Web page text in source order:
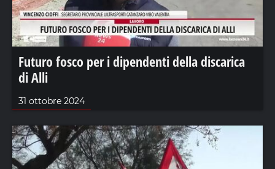
Futuro fosco per i dipendenti della discarica
di Alli
31 ottobre 2024